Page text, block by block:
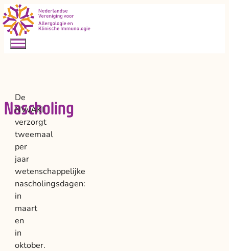
Nascholing
De
NVvAKI
verzorgt
tweemaal
per
jaar
wetenschappelijke
nascholingsdagen:
in
maart
en
in
oktober.